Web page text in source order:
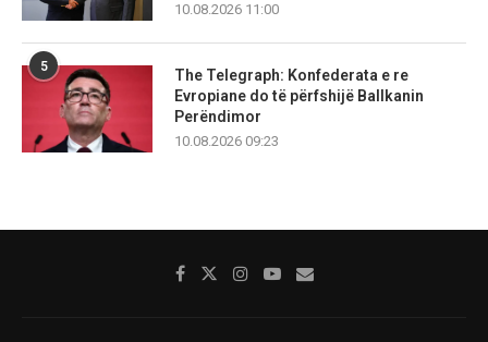
10.08.2026 11:00
5
The Telegraph: Konfederata e re
Evropiane do të përfshijë Ballkanin
Perëndimor
10.08.2026 09:23